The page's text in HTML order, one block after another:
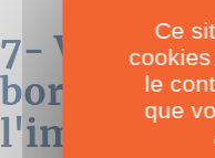
7- Votre
bord de
l'imaginez
Ce
le
que